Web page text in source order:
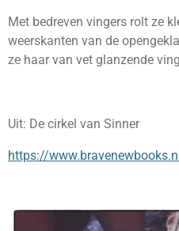
Met bedreven vingers rolt ze
weerskanten van de
ze haar van vet glanzende
Uit: De cirkel van Sinner
https://